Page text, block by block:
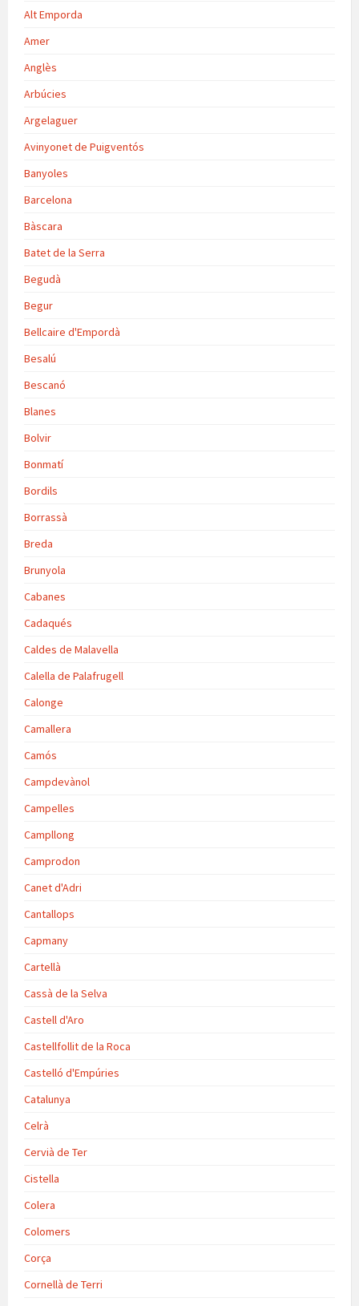
Alt Emporda
Amer
Anglès
Arbúcies
Argelaguer
Avinyonet de Puigventós
Banyoles
Barcelona
Bàscara
Batet de la Serra
Begudà
Begur
Bellcaire d'Empordà
Besalú
Bescanó
Blanes
Bolvir
Bonmatí
Bordils
Borrassà
Breda
Brunyola
Cabanes
Cadaqués
Caldes de Malavella
Calella de Palafrugell
Calonge
Camallera
Camós
Campdevànol
Campelles
Campllong
Camprodon
Canet d'Adri
Cantallops
Capmany
Cartellà
Cassà de la Selva
Castell d'Aro
Castellfollit de la Roca
Castelló d'Empúries
Catalunya
Celrà
Cervià de Ter
Cistella
Colera
Colomers
Corça
Cornellà de Terri